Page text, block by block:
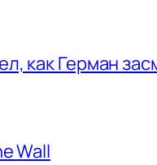
как Герман
Wall